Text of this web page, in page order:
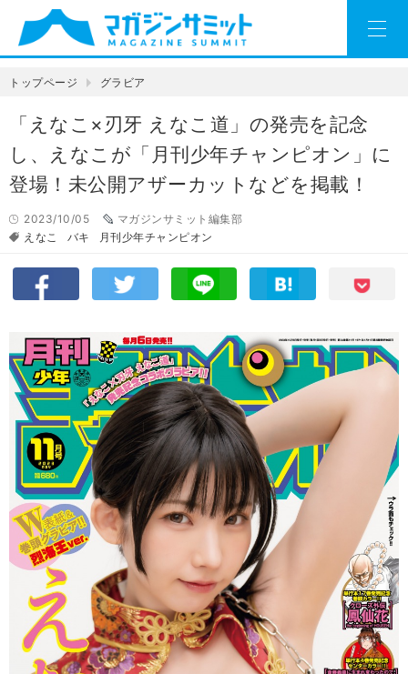
トップページ グラビア
「えなこ×刃牙 えなこ道」の発売を記念
し、えなこが「月刊少年チャンピオン」に
登場！未公開アザーカットなどを掲載！
2023/10/05
マガジンサミット編集部
えなこ
バキ 月刊少年チャンピオン